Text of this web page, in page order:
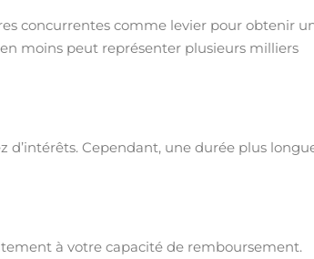
concurrentes comme levier pour obtenir
moins peut représenter plusieurs milliers
d’intérêts. Cependant, une durée plus
à votre capacité de remboursement.